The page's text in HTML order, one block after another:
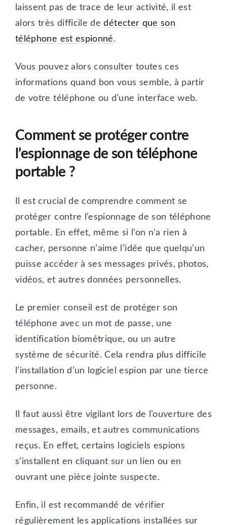
laissent pas de trace de leur activité, il est
alors très difficile dedétecter que son
téléphone est espionné.
Vous pouvez alors consulter toutes ces
informations quand bon vous semble, à partir
de votre téléphone ou d’une interface web.
Comment se protéger contre
l’espionnage de son téléphone
portable ?
Il est crucial de comprendre comment se
protéger contre l’espionnage de son téléphone
portable. En effet, même si l’on n’a rien à
cacher, personne n’aime l’idée que quelqu’un
puisse accéder à ses messages privés, photos,
vidéos, et autres données personnelles.
Le premier conseil est de protéger son
téléphone avec un mot de passe, une
identification biométrique, ou un autre
système de sécurité. Cela rendra plus difficile
l’installation d’un logiciel espion par une tierce
personne.
Il faut aussi être vigilant lors de l’ouverture des
messages, emails, et autres communications
reçus. En effet, certains logiciels espions
s’installent en cliquant sur un lien ou en
ouvrant une pièce jointe suspecte.
Enfin, il est recommandé de vérifier
régulièrement les applications installées sur